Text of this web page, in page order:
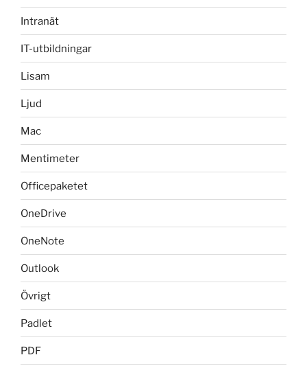
Intranät
IT-utbildningar
Lisam
Ljud
Mac
Mentimeter
Officepaketet
OneDrive
OneNote
Outlook
Övrigt
Padlet
PDF